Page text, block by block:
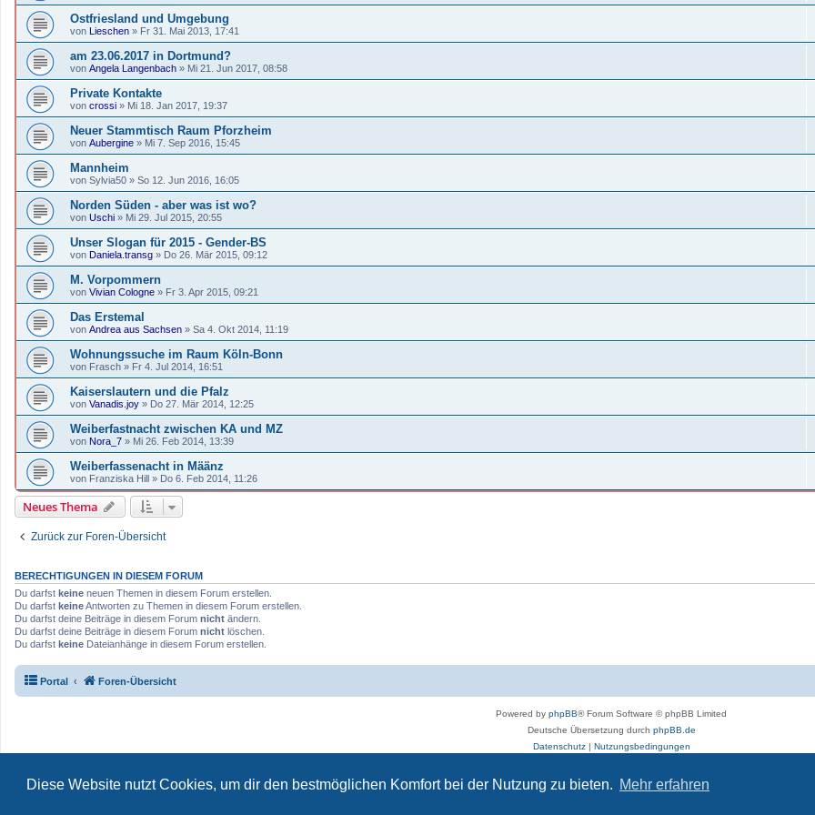
Diese Website nutzt Cookies, um dir den bestmöglichen Komfort bei der Nutzung zu bieten. Mehr erfahren
Ostfriesland und Umgebung
von Lieschen » Fr 31. Mai 2013, 17:41
am 23.06.2017 in Dortmund?
von Angela Langenbach » Mi 21. Jun 2017, 08:58
Private Kontakte
von crossi » Mi 18. Jan 2017, 19:37
Neuer Stammtisch Raum Pforzheim
von Aubergine » Mi 7. Sep 2016, 15:45
Mannheim
von Sylvia50 » So 12. Jun 2016, 16:05
Norden Süden - aber was ist wo?
von Uschi » Mi 29. Jul 2015, 20:55
Unser Slogan für 2015 - Gender-BS
von Daniela.transg » Do 26. Mär 2015, 09:12
M. Vorpommern
von Vivian Cologne » Fr 3. Apr 2015, 09:21
Das Erstemal
von Andrea aus Sachsen » Sa 4. Okt 2014, 11:19
Wohnungssuche im Raum Köln-Bonn
von Frasch » Fr 4. Jul 2014, 16:51
Kaiserslautern und die Pfalz
von Vanadis.joy » Do 27. Mär 2014, 12:25
Weiberfastnacht zwischen KA und MZ
von Nora_7 » Mi 26. Feb 2014, 13:39
Weiberfassenacht in Määnz
von Franziska Hill » Do 6. Feb 2014, 11:26
Neues Thema
Zurück zur Foren-Übersicht
BERECHTIGUNGEN IN DIESEM FORUM
Du darfst keine neuen Themen in diesem Forum erstellen.
Du darfst keineAntworten zu Themen in diesem Forum erstellen.
Du darfst deine Beiträge in diesem Forum nicht ändern.
Du darfst deine Beiträge in diesem Forum nicht löschen.
Du darfst keine Dateianhänge in diesem Forum erstellen.
Portal Foren-Übersicht
Powered by phpBB® Forum Software © phpBB Limited
Deutsche Übersetzung durch phpBB.de
Datenschutz| Nutzungsbedingungen